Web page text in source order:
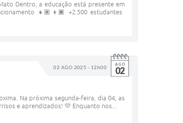
Dentro, a educação está presente em
👧🏽👦🏿 +2.500 estudantes
02 AGO 2025 - 12h00 AGO
02
Na próxima segunda-feira, dia 04, as
e aprendizados! 💛 Enquanto nos...